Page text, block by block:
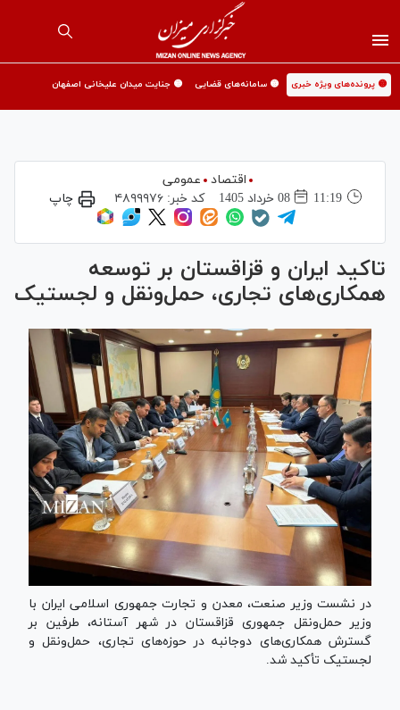
🟡 پرونده‌های ویژه خبری 🟡 سامانه‌های قضایی 🟡 جنایت میدان علیخانی اصفهان
اقتصاد
عمومی
11:19
08 خرداد 1405 کد خبر: ۴۸۹۹۹۷۶ چاپ
تاکید ایران و قزاقستان بر توسعه
همکاری‌های تجاری، حمل‌ونقل و لجستیک
در نشست وزیر صنعت، معدن و تجارت جمهوری اسلامی ایران با
وزیر حمل‌ونقل جمهوری قزاقستان در شهر آستانه، طرفین بر
گسترش همکاری‌های دوجانبه در حوزه‌های تجاری، حمل‌ونقل و
لجستیک تأکید شد.